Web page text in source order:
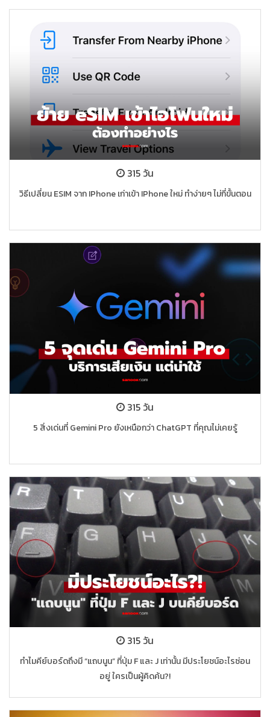
315 วัน
วิธีเปลี่ยน ESIM จาก IPhone เก่าเข้า IPhone ใหม่ ทำง่ายๆ ไม่กี่ขั้นตอน
315 วัน
5 สิ่งเด่นที่ Gemini Pro ยังเหนือกว่า ChatGPT ที่คุณไม่เคยรู้
315 วัน
ทำไมคีย์บอร์ดถึงมี “แถบนูน” ที่ปุ่ม F และ J เท่านั้น มีประโยชน์อะไรซ่อน
อยู่ ใครเป็นผู้คิดค้น?!